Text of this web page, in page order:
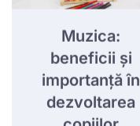
Muzica:
beneficii și
importanță în
dezvoltarea